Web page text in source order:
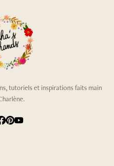
tutoriels et inspirations faits main